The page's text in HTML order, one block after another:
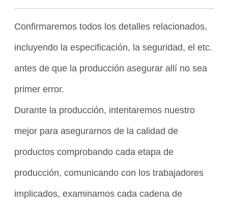
Confirmaremos todos los detalles relacionados,
incluyendo la especificación, la seguridad, el etc.
antes de que la producción asegurar allí no sea
primer error.
Durante la producción, intentaremos nuestro
mejor para asegurarnos de la calidad de
productos comprobando cada etapa de
producción, comunicando con los trabajadores
implicados, examinamos cada cadena de